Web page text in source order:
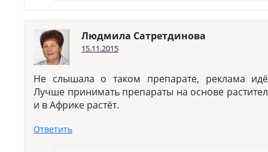
Людмила Сатретдинова
15.11.2015
Не слышала о таком препарате, реклама
Лучше принимать препараты на основе
и в Африке растёт.
Ответить